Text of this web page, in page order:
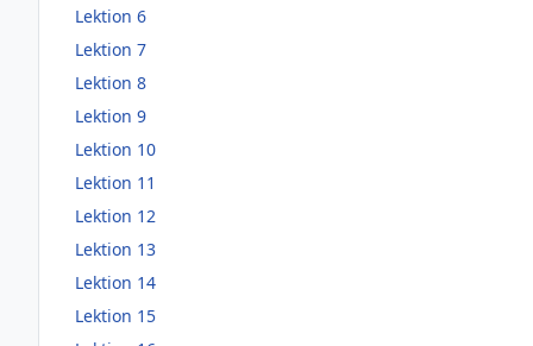
Lektion 6
Lektion 7
Lektion 8
Lektion 9
Lektion 10
Lektion 11
Lektion 12
Lektion 13
Lektion 14
Lektion 15